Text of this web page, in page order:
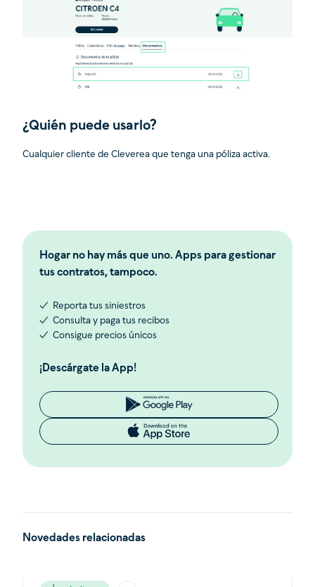
¿Quién puede usarlo?
Cualquier cliente de Cleverea que tenga una póliza activa.
Hogar no hay más que uno. Apps para gestionar
tus contratos, tampoco.
✓ Reporta tus siniestros
✓ Consulta y paga tus recibos
✓ Consigue precios únicos
¡Descárgate la App!
Novedades relacionadas